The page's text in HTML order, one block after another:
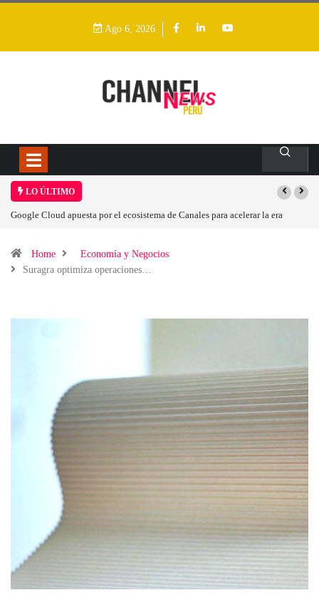
Ago 6, 2026
LO ÚLTIMO
Las causas del impulso al alza en el precio de las placas base
Home
Economía y Negocios
Suragra optimiza operaciones…